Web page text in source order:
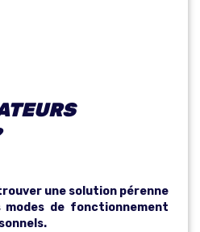
une solution pérenne
modes de fonctionnement